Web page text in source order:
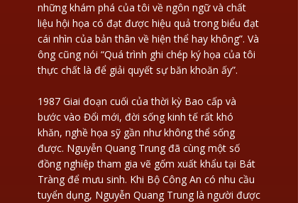
những khám phá của tôi về ngôn ngữ và chất
liệu hội họa có đạt được hiệu quả trong biểu đạt
cái nhìn của bản thân về hiện thể hay không”. Và
ông cũng nói “Quá trình ghi chép ký họa của tôi
thực chất là để giải quyết sự băn khoăn ấy”.
1987 Giai đoạn cuối của thời kỳ Bao cấp và
bước vào Đổi mới, đời sống kinh tế rất khó
khăn, nghề họa sỹ gần như không thể sống
được. Nguyễn Quang Trung đã cùng một số
đồng nghiệp tham gia vẽ gốm xuất khẩu tại Bát
Tràng để mưu sinh. Khi Bộ Công An có nhu cầu
tuyển dụng, Nguyễn Quang Trung là người được